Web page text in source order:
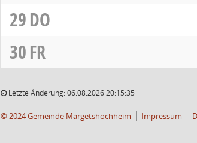
29DO
30FR
Letzte Änderung: 06.08.2026 20:15:35
© 2024 Gemeinde Margetshöchheim Impressum